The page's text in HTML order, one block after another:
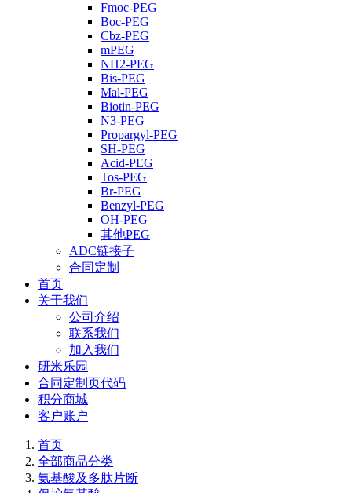
Fmoc-PEG
Boc-PEG
Cbz-PEG
mPEG
NH2-PEG
Bis-PEG
Mal-PEG
Biotin-PEG
N3-PEG
Propargyl-PEG
SH-PEG
Acid-PEG
Tos-PEG
Br-PEG
Benzyl-PEG
OH-PEG
其他PEG
ADC链接子
合同定制
首页
关于我们
公司介绍
联系我们
加入我们
研米乐园
合同定制页代码
积分商城
客户账户
首页
全部商品分类
氨基酸及多肽片断